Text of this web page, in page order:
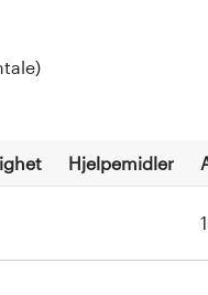
Hjelpemidler